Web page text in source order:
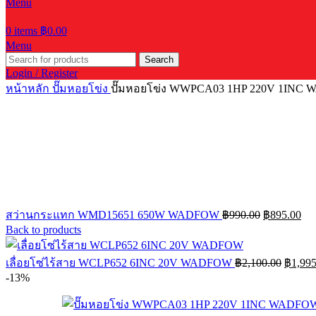
Menu
0 items ฿0.00
Menu
Search
Login / Register
หน้าหลัก ปั๊มหอยโข่ง ปั๊มหอยโข่ง WWPCA03 1HP 220V 1INC
สว่านกระแทก WMD15651 650W WADFOW ฿990.00 Original
price
฿895.00
price
Back to products
เลื่อยโซ่ไร้สาย WCLP652 6INC 20V WADFOW ฿2,100.00
price
฿
฿
-13%